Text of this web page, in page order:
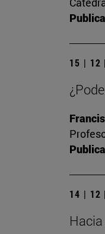
15 | 12
14 | 12